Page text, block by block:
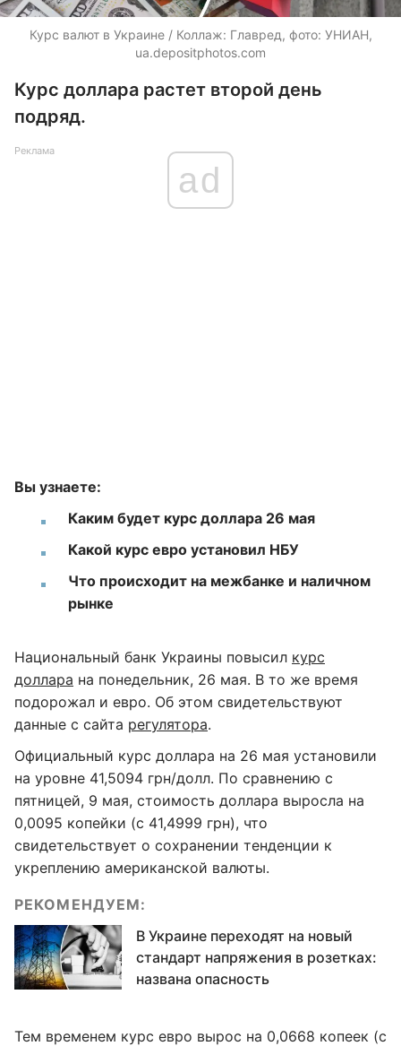
Курс валют в Украине / Коллаж: Главред, фото: УНИАН,
ua.depositphotos.com
Курс доллара растет второй день
подряд.
Реклама
ad
Вы узнаете:
Каким будет курс доллара 26 мая
Какой курс евро установил НБУ
Что происходит на межбанке и наличном
рынке
Национальный банк Украины повысил курс
доллара на понедельник, 26 мая. В то же время
подорожал и евро. Об этом свидетельствуют
данные с сайта регулятора.
Официальный курс доллара на 26 мая установили
на уровне 41,5094 грн/долл. По сравнению с
пятницей, 9 мая, стоимость доллара выросла на
0,0095 копейки (с 41,4999 грн), что
свидетельствует о сохранении тенденции к
укреплению американской валюты.
РЕКОМЕНДУЕМ:
В Украине переходят на новый
стандарт напряжения в розетках:
названа опасность
Тем временем курс евро вырос на 0,0668 копеек (с